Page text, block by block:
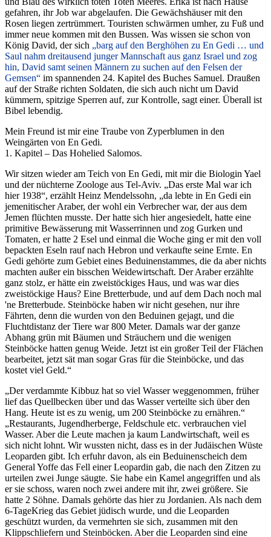
gefahren, ihr Job war abgelaufen. Die Gewächshäuser mit den
Rosen liegen zertrümmert. Touristen schwärmen umher, zu Fuß und
immer neue kommen mit den Bussen. Was wissen sie schon von
König David, der sich
barg auf den Berghöhen zu En Gedi … und
Saul nahm dreitausend junger Mannschaft aus ganz Israel und zog
hin, David samt seinen Männern zu suchen auf den Felsen der
Gemsen
im spannenden 24. Kapitel des Buches Samuel. Draußen
auf der Straße richten Soldaten, die sich auch nicht um David
kümmern, spitzige Sperren auf, zur Kontrolle, sagt einer. Überall ist
Bibel lebendig.
Mein Freund ist mir eine Traube von Zyperblumen in den
Weingärten von En Gedi.
1. Kapitel – Das Hohelied Salomos.
Wir sitzen wieder am Teich von En Gedi, mit mir die Biologin Yael
und der nüchterne Zoologe aus Tel-Aviv.
Das erste Mal war ich
hier 1938 , erzählt Heinz Mendelssohn,
da lebte in En Gedi ein
jemenitischer Araber, der wohl ein Verbrecher war, der aus dem
Jemen flüchten musste. Der hatte sich hier angesiedelt, hatte eine
primitive Bewässerung mit Wasserrinnen und zog Gurken und
Tomaten, er hatte 2 Esel und einmal die Woche ging er mit den voll
bepackten Eseln rauf nach Hebron und verkaufte seine Ernte. En
Gedi gehörte zum Gebiet eines Beduinenstammes, die da aber nichts
machten außer ein bisschen Weidewirtschaft. Der Araber erzählte
ganz stolz, er hätte ein zweistöckiges Haus, und was war dies
zweistöckige Haus? Eine Bretterbude, und auf dem Dach noch mal
'ne Bretterbude. Steinböcke haben wir nicht gesehen, nur ihre
Fährten, denn die wurden von den Beduinen gejagt, und die
Fluchtdistanz der Tiere war 800 Meter. Damals war der ganze
Abhang grün mit Bäumen und Sträuchern und die wenigen
Steinböcke hatten genug Weide. Jetzt ist ein großer Teil der Flächen
bearbeitet, jetzt sät man sogar Gras für die Steinböcke, und das
kostet viel Geld.
Der verdammte Kibbuz hat so viel Wasser weggenommen, früher
lief das Quellbecken über und das Wasser verteilte sich über den
Hang. Heute ist es zu wenig, um 200 Steinböcke zu ernähren.
Restaurants, Jugendherberge, Feldschule etc. verbrauchen viel
Wasser. Aber die Leute machen ja kaum Landwirtschaft, weil es
sich nicht lohnt. Wir wussten nicht, dass es in der Judäischen Wüste
Leoparden gibt. Ich erfuhr davon, als ein Beduinenscheich dem
General Yoffe das Fell einer Leopardin gab, die nach den Zitzen zu
urteilen zwei Junge säugte. Sie habe ein Kamel angegriffen und als
er sie schoss, waren noch zwei andere mit ihr, zwei größere. Sie
hatte 2 Söhne. Damals gehörte das hier zu Jordanien. Als nach dem
6-TageKrieg das Gebiet jüdisch wurde, und die Leoparden
geschützt wurden, da vermehrten sie sich, zusammen mit den
Klippschliefern und Steinböcken. Aber die Leoparden sind eine